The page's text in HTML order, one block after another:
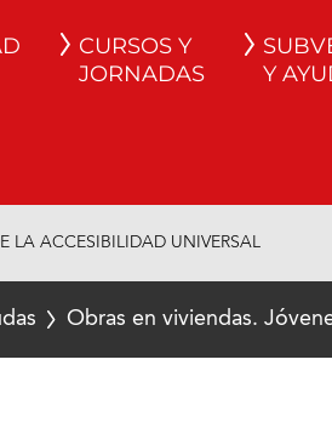
CURSOS Y
JORNADAS
Y
LA ACCESIBILIDAD UNIVERSAL
Obras en viviendas.